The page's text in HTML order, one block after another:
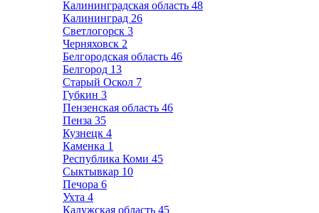
Калининградская область 48
Калининград 26
Светлогорск 3
Черняховск 2
Белгородская область 46
Белгород 13
Старый Оскол 7
Губкин 3
Пензенская область 46
Пенза 35
Кузнецк 4
Каменка 1
Республика Коми 45
Сыктывкар 10
Печора 6
Ухта 4
Калужская область 45